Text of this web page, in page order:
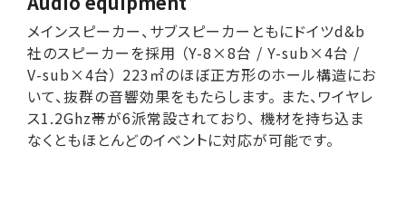
メインスピーカー、サブスピーカーともにドイツd&b
社のスピーカーを採用 （Y-8×8台 / Y-sub×4台 /
V-sub×4台） 223㎡のほぼ正方形のホール構造にお
いて、抜群の音響効果をもたらします。 また、ワイヤレ
ス1.2Ghz帯が6派常設されており、 機材を持ち込ま
なくともほとんどのイベントに対応が可能です。